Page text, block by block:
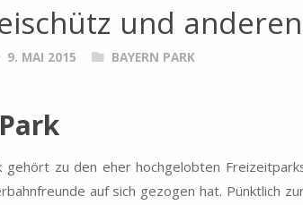
und
9. MAI 2015 BAYERN PARK
gehört zu den eher hochgelobten
auf sich gezogen hat. Pünktlich